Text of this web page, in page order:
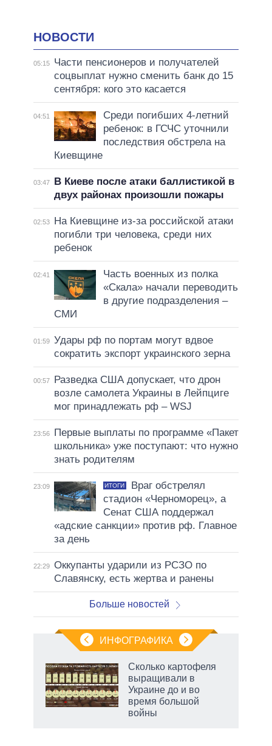
НОВОСТИ
05:15
Части пенсионеров и получателей
соцвыплат нужно сменить банк до 15
сентября: кого это касается
04:51
Среди погибших 4-летний
ребенок: в ГСЧС уточнили
последствия обстрела на
Киевщине
03:47
В Киеве после атаки баллистикой в
двух районах произошли пожары
02:53
На Киевщине из-за российской атаки
погибли три человека, среди них
ребенок
02:41
Часть военных из полка
«Скала» начали переводить
в другие подразделения –
СМИ
01:59 Удары рф по портам могут вдвое
сократить экспорт украинского зерна
00:57
Разведка США допускает, что дрон
возле самолета Украины в Лейпциге
мог принадлежать рф – WSJ
23:56
Первые выплаты по программе «Пакет
школьника» уже поступают: что нужно
знать родителям
23:09 ИТОГИ
Враг обстрелял
стадион «Черноморец», а
Сенат США поддержал
«адские санкции» против рф. Главное
за день
22:29 Оккупанты ударили из РСЗО по
Славянску, есть жертва и ранены
Больше новостей
ИНФОГРАФИКА
Сколько картофеля
выращивали в
Украине до и во
время большой
войны